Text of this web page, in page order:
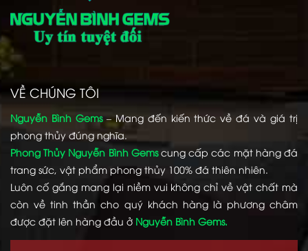
VỀ CHÚNG TÔI
Nguyễn Bình Gems– Mang đến kiến thức về đá và giá trị
phong thủy đúng nghĩa.
Phong Thủy Nguyễn Bình Gemscung cấp các mặt hàng đá
trang sức, vật phẩm phong thủy 100% đá thiên nhiên.
Luôn cố gắng mang lại niềm vui không chỉ về vật chất mà
còn về tinh thần cho quý khách hàng là phương châm
được đặt lên hàng đầu ở Nguyễn Bình Gems.